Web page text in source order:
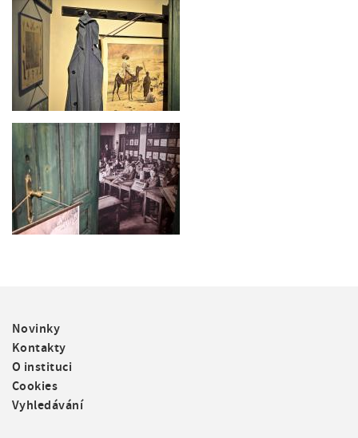
F
o
o
t
e
r
Novinky
Kontakty
O instituci
Cookies
Vyhledávání